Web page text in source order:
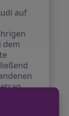
auf
dem